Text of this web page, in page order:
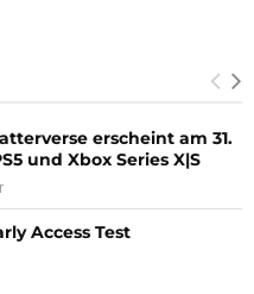
erscheint am 31.
und Xbox Series X|S
Access Test